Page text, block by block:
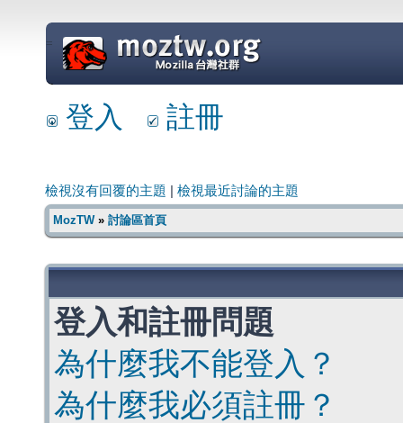
=
登入 註冊
檢視沒有回覆的主題 檢視最近討論的主題
MozTW» 討論區首頁
登入和註冊問題
為什麼我不能登入？
為什麼我必須註冊？